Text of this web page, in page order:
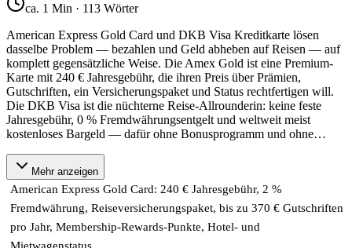
ca. 1 Min · 113 Wörter
American Express Gold Card und DKB Visa Kreditkarte lösen
dasselbe Problem — bezahlen und Geld abheben auf Reisen — auf
komplett gegensätzliche Weise. Die Amex Gold ist eine Premium-
Karte mit 240 € Jahresgebühr, die ihren Preis über Prämien,
Gutschriften, ein Versicherungspaket und Status rechtfertigen will.
Die DKB Visa ist die nüchterne Reise-Allrounderin: keine feste
Jahresgebühr, 0 % Fremdwährungsentgelt und weltweit meist
kostenloses Bargeld — dafür ohne Bonusprogramm und ohne…
Mehr anzeigen
American Express Gold Card: 240 € Jahresgebühr, 2 %
Fremdwährung, Reiseversicherungspaket, bis zu 370 € Gutschriften
pro Jahr, Membership-Rewards-Punkte, Hotel- und